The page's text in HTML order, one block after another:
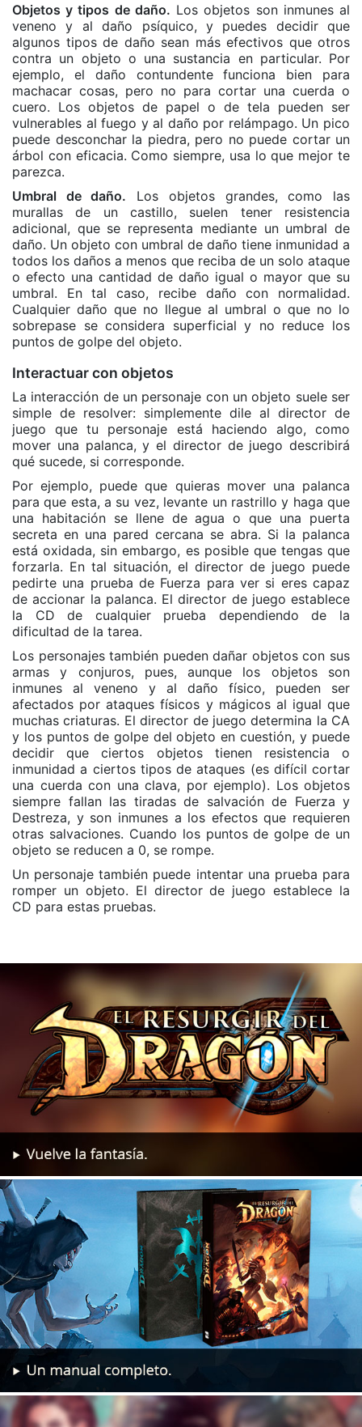
Objetos y tipos de daño. Los objetos son inmunes al
veneno y al daño psíquico, y puedes decidir que
algunos tipos de daño sean más efectivos que otros
contra un objeto o una sustancia en particular. Por
ejemplo, el daño contundente funciona bien para
machacar cosas, pero no para cortar una cuerda o
cuero. Los objetos de papel o de tela pueden ser
vulnerables al fuego y al daño por relámpago. Un pico
puede desconchar la piedra, pero no puede cortar un
árbol con eficacia. Como siempre, usa lo que mejor te
parezca.
Umbral de daño. Los objetos grandes, como las
murallas de un castillo, suelen tener resistencia
adicional, que se representa mediante un umbral de
daño. Un objeto con umbral de daño tiene inmunidad a
todos los daños a menos que reciba de un solo ataque
o efecto una cantidad de daño igual o mayor que su
umbral. En tal caso, recibe daño con normalidad.
Cualquier daño que no llegue al umbral o que no lo
sobrepase se considera superficial y no reduce los
puntos de golpe del objeto.
Interactuar con objetos
La interacción de un personaje con un objeto suele ser
simple de resolver: simplemente dile al director de
juego que tu personaje está haciendo algo, como
mover una palanca, y el director de juego describirá
qué sucede, si corresponde.
Por ejemplo, puede que quieras mover una palanca
para que esta, a su vez, levante un rastrillo y haga que
una habitación se llene de agua o que una puerta
secreta en una pared cercana se abra. Si la palanca
está oxidada, sin embargo, es posible que tengas que
forzarla. En tal situación, el director de juego puede
pedirte una prueba de Fuerza para ver si eres capaz
de accionar la palanca. El director de juego establece
la CD de cualquier prueba dependiendo de la
dificultad de la tarea.
Los personajes también pueden dañar objetos con sus
armas y conjuros, pues, aunque los objetos son
inmunes al veneno y al daño físico, pueden ser
afectados por ataques físicos y mágicos al igual que
muchas criaturas. El director de juego determina la CA
y los puntos de golpe del objeto en cuestión, y puede
decidir que ciertos objetos tienen resistencia o
inmunidad a ciertos tipos de ataques (es difícil cortar
una cuerda con una clava, por ejemplo). Los objetos
siempre fallan las tiradas de salvación de Fuerza y
Destreza, y son inmunes a los efectos que requieren
otras salvaciones. Cuando los puntos de golpe de un
objeto se reducen a 0, se rompe.
Un personaje también puede intentar una prueba para
romper un objeto. El director de juego establece la
CD para estas pruebas.